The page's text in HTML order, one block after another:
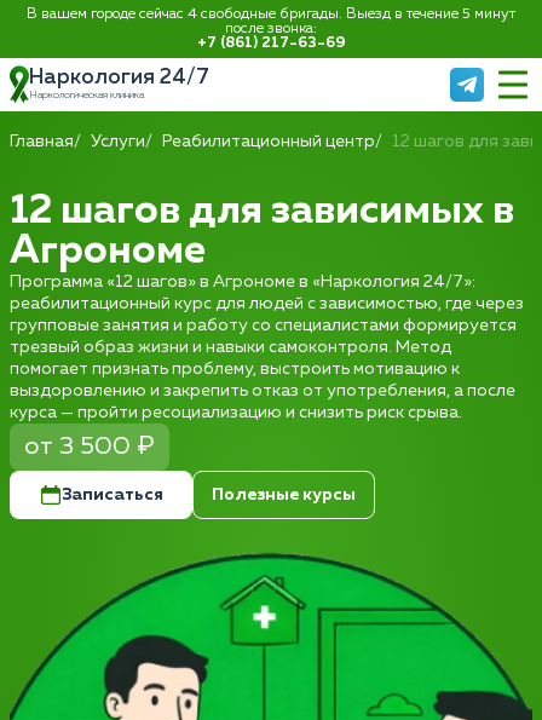
В вашем городе сейчас 4 свободные бригады. Выезд в течение 5 минут
после звонка:
+7 (861) 217-63-69
Наркология 24/7
Наркологическая клиника
Главная Услуги Реабилитационный центр 12 шагов для
12 шагов для зависимых в
Агрономе
Программа «12 шагов» в Агрономе в «Наркология 24/7»:
реабилитационный курс для людей с зависимостью, где через
групповые занятия и работу со специалистами формируется
трезвый образ жизни и навыки самоконтроля. Метод
помогает признать проблему, выстроить мотивацию к
выздоровлению и закрепить отказ от употребления, а после
курса — пройти ресоциализацию и снизить риск срыва.
от 3 500 ₽
Записаться Полезные курсы